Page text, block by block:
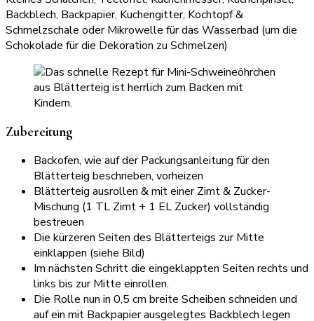
Backblech, Backpapier, Kuchengitter, Kochtopf &
Schmelzschale oder Mikrowelle für das Wasserbad (um die
Schokolade für die Dekoration zu Schmelzen)
Zubereitung
Backofen, wie auf der Packungsanleitung für den
Blätterteig beschrieben, vorheizen
Blätterteig ausrollen & mit einer Zimt & Zucker-
Mischung (1 TL Zimt + 1 EL Zucker) vollständig
bestreuen
Die kürzeren Seiten des Blätterteigs zur Mitte
einklappen (siehe Bild)
Im nächsten Schritt die eingeklappten Seiten rechts und
links bis zur Mitte einrollen.
Die Rolle nun in 0,5 cm breite Scheiben schneiden und
auf ein mit Backpapier ausgelegtes Backblech legen